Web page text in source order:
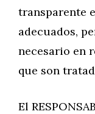
transparente
adecuados,
necesario en
que son
El